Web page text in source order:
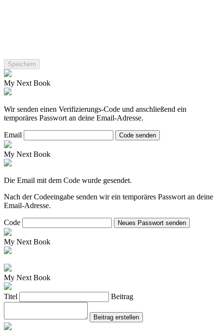
My Next Book
Wir senden einen Verifizierungs-Code und anschließend ein
temporäres Passwort an deine Email-Adresse.
Email Code senden
My Next Book
Die Email mit dem Code wurde gesendet.
Nach der Codeeingabe senden wir ein temporäres Passwort an deine
Email-Adresse.
Code Neues Passwort senden
My Next Book
My Next Book
Titel Beitrag
Beitrag erstellen